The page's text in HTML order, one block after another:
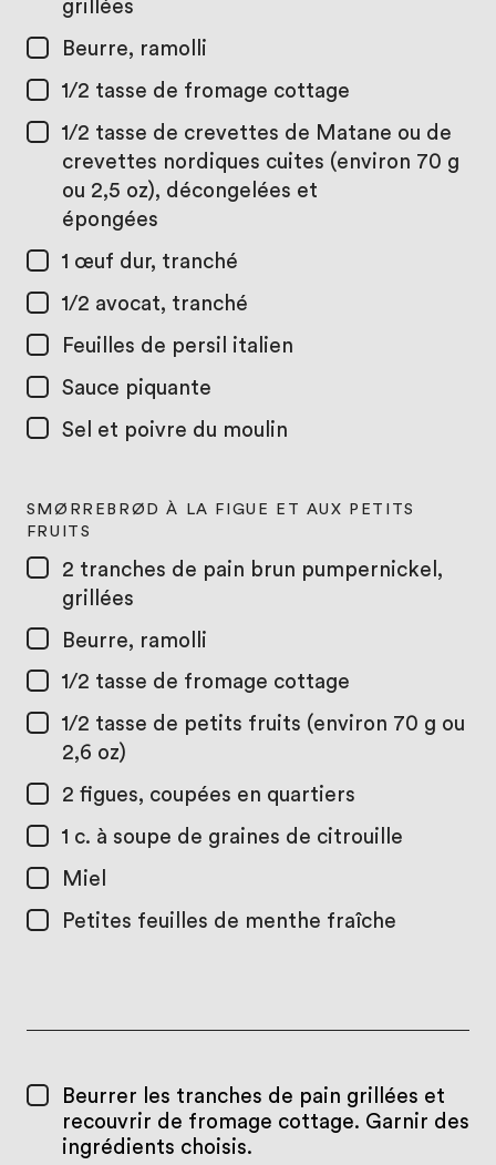
grillées
Beurre, ramolli
1/2 tasse de fromage cottage
1/2 tasse de crevettes de Matane ou de
crevettes nordiques cuites (environ 70 g
ou 2,5 oz), décongelées et
épongées
1 œuf dur, tranché
1/2 avocat, tranché
Feuilles de persil italien
Sauce piquante
Sel et poivre du moulin
SMØRREBRØD À LA FIGUE ET AUX PETITS
FRUITS
2 tranches de pain brun pumpernickel,
grillées
Beurre, ramolli
1/2 tasse de fromage cottage
1/2 tasse de petits fruits (environ 70 g ou
2,6 oz)
2 figues, coupées en quartiers
1 c. à soupe de graines de citrouille
Miel
Petites feuilles de menthe fraîche
Beurrer les tranches de pain grillées et
recouvrir de fromage cottage. Garnir des
ingrédients choisis.